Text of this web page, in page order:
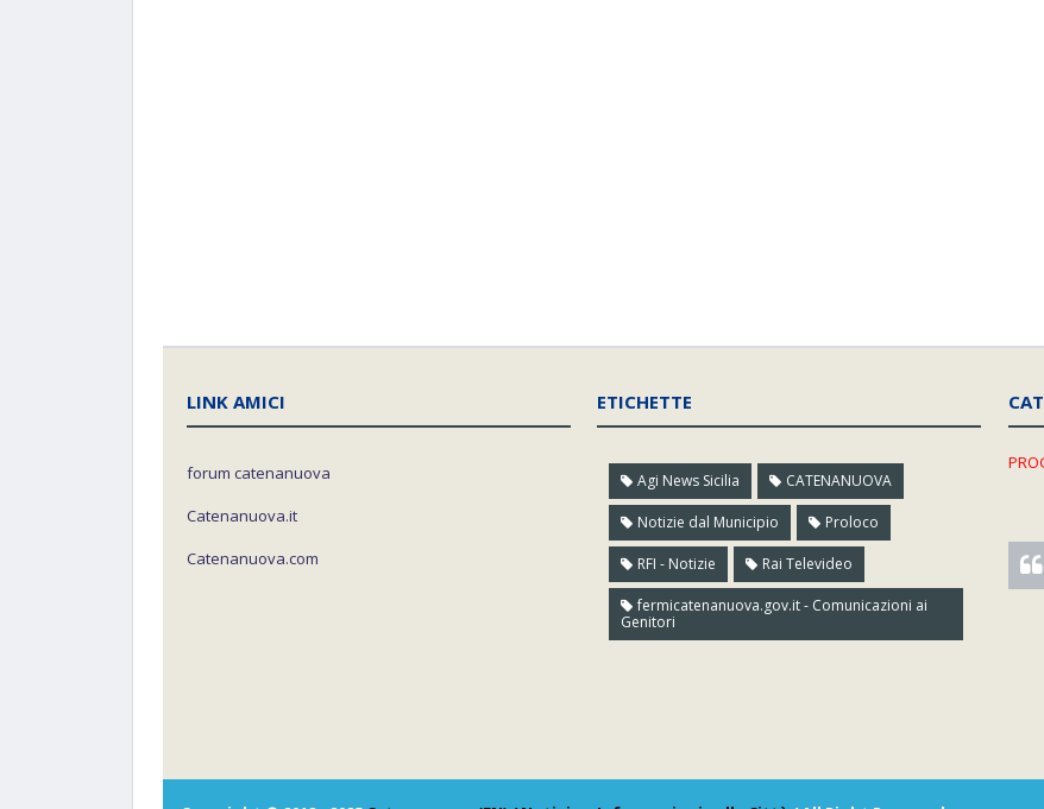
LINK AMICI
forum catenanuova
Catenanuova.it
Catenanuova.com
ETICHETTE
Agi News Sicilia CATENANUOVA
Notizie dal Municipio Proloco
RFI - Notizie Rai Televideo
fermicatenanuova.gov.it - Comunicazioni ai
Genitori